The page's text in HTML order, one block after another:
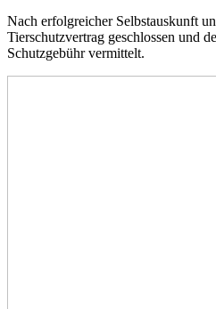
Nach erfolgreicher Selbstauskunft
Tierschutzvertrag geschlossen und
Schutzgebühr vermittelt.